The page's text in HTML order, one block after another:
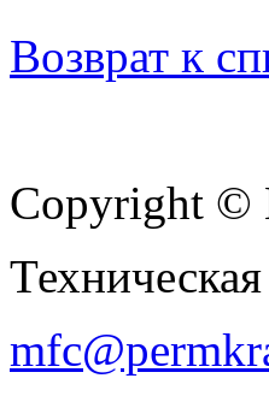
Возврат к
Copyright ©